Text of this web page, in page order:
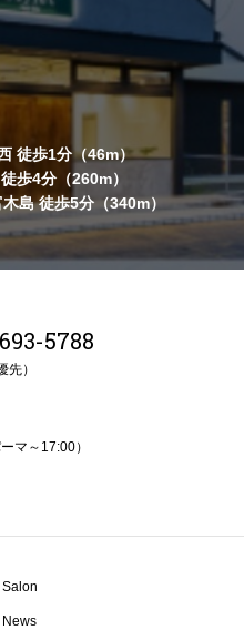
徒歩1分（46m）
歩4分（260m）
島 徒歩5分（340m）
5788
先）
マ～17:00）
Salon
News